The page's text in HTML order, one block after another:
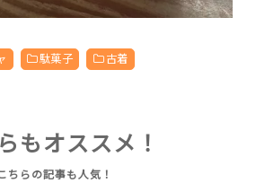
駄菓子 古着
もオススメ！